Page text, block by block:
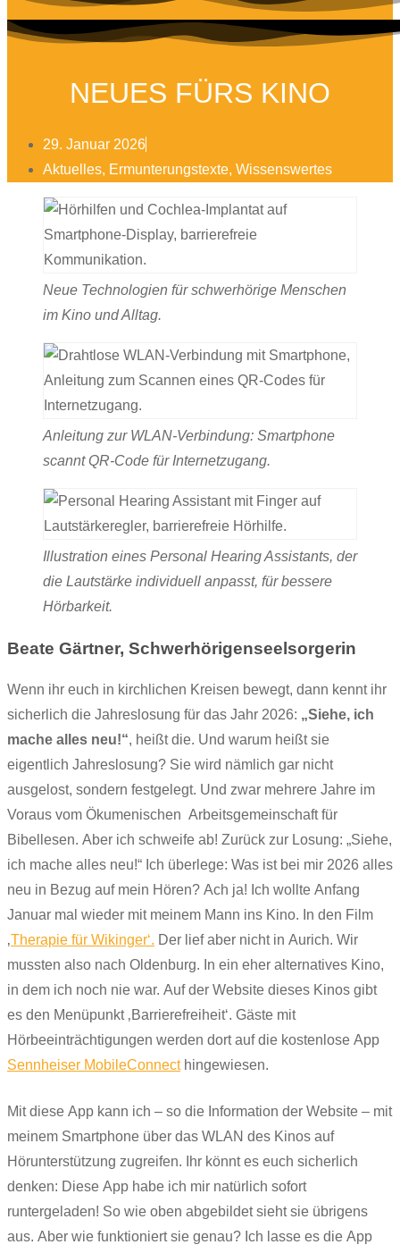
NEUES FÜRS KINO
29. Januar 2026
Aktuelles, Ermunterungstexte, Wissenswertes
Neue Technologien für schwerhörige Menschen
im Kino und Alltag.
Anleitung zur WLAN-Verbindung: Smartphone
scannt QR-Code für Internetzugang.
Illustration eines Personal Hearing Assistants, der
die Lautstärke individuell anpasst, für bessere
Hörbarkeit.
Beate Gärtner, Schwerhörigenseelsorgerin
Wenn ihr euch in kirchlichen Kreisen bewegt, dann kennt ihr
sicherlich die Jahreslosung für das Jahr 2026: „Siehe, ich
mache alles neu!“, heißt die. Und warum heißt sie
eigentlich Jahreslosung? Sie wird nämlich gar nicht
ausgelost, sondern festgelegt. Und zwar mehrere Jahre im
Voraus vom Ökumenischen Arbeitsgemeinschaft für
Bibellesen. Aber ich schweife ab! Zurück zur Losung: „Siehe,
ich mache alles neu!“ Ich überlege: Was ist bei mir 2026 alles
neu in Bezug auf mein Hören? Ach ja! Ich wollte Anfang
Januar mal wieder mit meinem Mann ins Kino. In den Film
‚Therapie für Wikinger‘. Der lief aber nicht in Aurich. Wir
mussten also nach Oldenburg. In ein eher alternatives Kino,
in dem ich noch nie war. Auf der Website dieses Kinos gibt
es den Menüpunkt ‚Barrierefreiheit‘. Gäste mit
Hörbeeinträchtigungen werden dort auf die kostenlose App
Sennheiser MobileConnecthingewiesen.
Mit diese App kann ich – so die Information der Website – mit
meinem Smartphone über das WLAN des Kinos auf
Hörunterstützung zugreifen. Ihr könnt es euch sicherlich
denken: Diese App habe ich mir natürlich sofort
runtergeladen! So wie oben abgebildet sieht sie übrigens
aus. Aber wie funktioniert sie genau? Ich lasse es die App